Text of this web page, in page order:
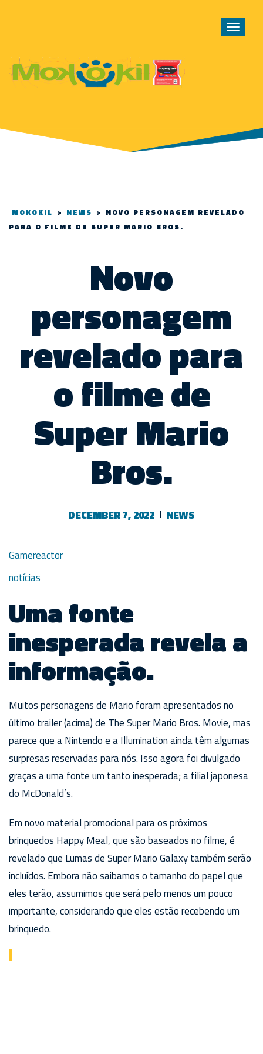
Toggle
MOKOKIL > NEWS > NOVO PERSONAGEM REVELADO
PARA O FILME DE SUPER MARIO BROS.
Novo
personagem
revelado para
o filme de
Super Mario
Bros.
DECEMBER 7, 2022 NEWS
Gamereactor
notícias
Uma fonte
inesperada revela a
informação.
Muitos personagens de Mario foram apresentados no
último trailer (acima) de The Super Mario Bros. Movie, mas
parece que a Nintendo e a Illumination ainda têm algumas
surpresas reservadas para nós. Isso agora foi divulgado
graças a uma fonte um tanto inesperada; a filial japonesa
do McDonald’s.
Em novo material promocional para os próximos
brinquedos Happy Meal, que são baseados no filme, é
revelado que Lumas de Super Mario Galaxy também serão
incluídos. Embora não saibamos o tamanho do papel que
eles terão, assumimos que será pelo menos um pouco
importante, considerando que eles estão recebendo um
brinquedo.